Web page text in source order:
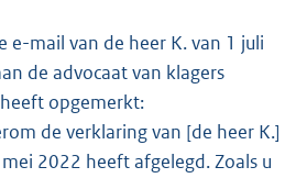
mail van de heer K. van 1 juli
de advocaat van klagers
opgemerkt:
de verklaring van [de heer K.]
2022 heeft afgelegd. Zoals u